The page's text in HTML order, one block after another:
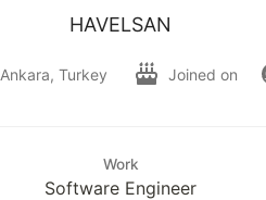
HAVELSAN
Ankara, Turkey Joined on
Work
Software Engineer